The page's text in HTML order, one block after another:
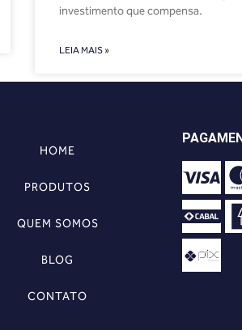
investimento que compensa.
LEIA MAIS »
HOME
PRODUTOS
QUEM SOMOS
BLOG
CONTATO